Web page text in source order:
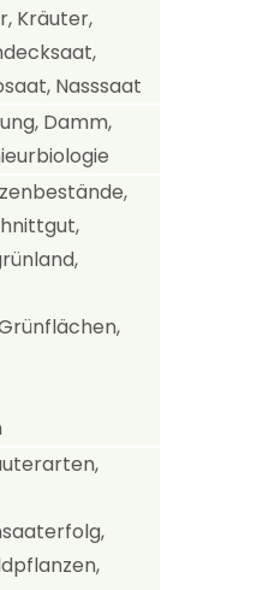
Kräuter,
Nasssaat
Damm,